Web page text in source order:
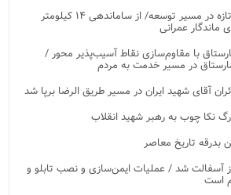
چالوس آماده جهشی تازه در مسیر توسعه/ از ساماندهی ۱۴ کیلومتر
ماندگار عمرانی
با مقاوم‌سازی نقاط آسیب‌پذیر محور /
در مسیر خدمت به مردم
نکا چوب به رهبر شهید انقلاب
بدرقه تاریخ معاصر
آسفالت شد / عملیات ایمن‌سازی و نصب تابلو و
است